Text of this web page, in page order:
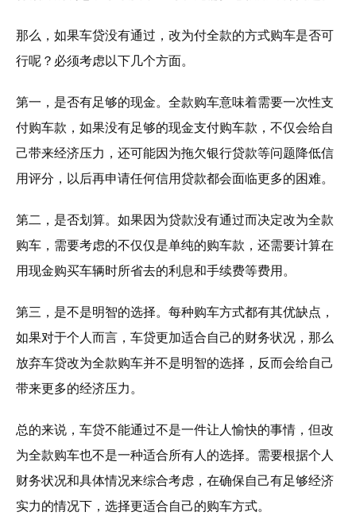
那么，如果车贷没有通过，改为付全款的方式购车是否可
行呢？必须考虑以下几个方面。
第一，是否有足够的现金。全款购车意味着需要一次性支
付购车款，如果没有足够的现金支付购车款，不仅会给自
己带来经济压力，还可能因为拖欠银行贷款等问题降低信
用评分，以后再申请任何信用贷款都会面临更多的困难。
第二，是否划算。如果因为贷款没有通过而决定改为全款
购车，需要考虑的不仅仅是单纯的购车款，还需要计算在
用现金购买车辆时所省去的利息和手续费等费用。
第三，是不是明智的选择。每种购车方式都有其优缺点，
如果对于个人而言，车贷更加适合自己的财务状况，那么
放弃车贷改为全款购车并不是明智的选择，反而会给自己
带来更多的经济压力。
总的来说，车贷不能通过不是一件让人愉快的事情，但改
为全款购车也不是一种适合所有人的选择。需要根据个人
财务状况和具体情况来综合考虑，在确保自己有足够经济
实力的情况下，选择更适合自己的购车方式。